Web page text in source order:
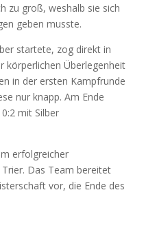
zu groß, weshalb sie sich
geben musste.
startete, zog direkt in
körperlichen Überlegenheit
in der ersten Kampfrunde
nur knapp. Am Ende
mit Silber
erfolgreicher
Das Team bereitet
vor, die Ende des